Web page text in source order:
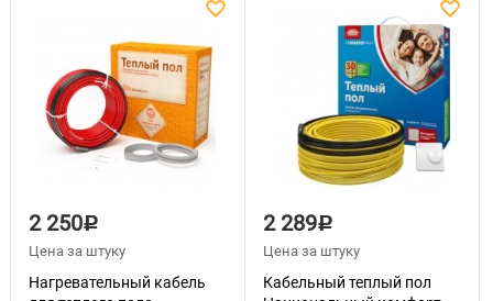
2 250Р
Цена за штуку
Нагревательный кабель
2 289Р
Цена за штуку
Кабельный теплый пол